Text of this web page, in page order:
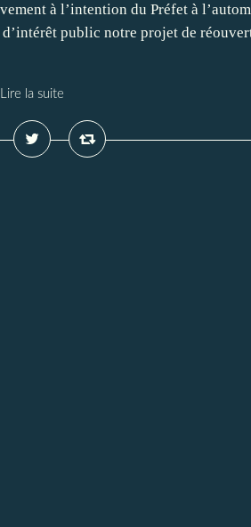
à l’intention du Préfet à
public notre projet de
Lire la suite